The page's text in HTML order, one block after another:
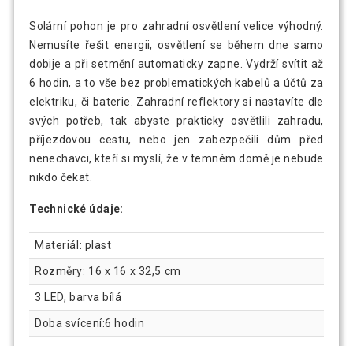
Solární pohon je pro zahradní osvětlení velice výhodný.
Nemusíte řešit energii, osvětlení se během dne samo
dobije a při setmění automaticky zapne. Vydrží svítit až
6 hodin, a to vše bez problematických kabelů a účtů za
elektriku, či baterie. Zahradní reflektory si nastavíte dle
svých potřeb, tak abyste prakticky osvětlili zahradu,
příjezdovou cestu, nebo jen zabezpečili dům před
nenechavci, kteří si myslí, že v temném domě je nebude
nikdo čekat.
Technické údaje:
Materiál: plast
Rozměry: 16 x 16 x 32,5 cm
3 LED, barva bílá
Doba svícení:6 hodin